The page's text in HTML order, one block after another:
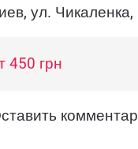
ул. Чикаленка,
450 грн